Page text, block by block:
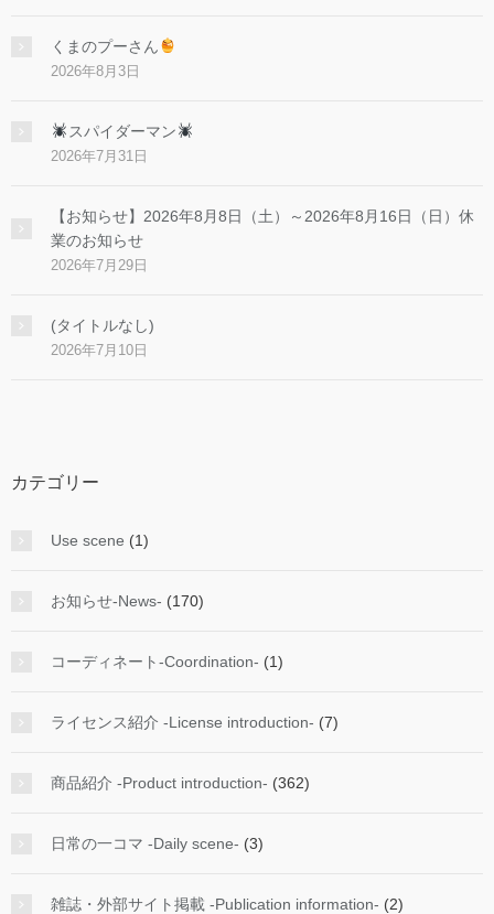
くまのプーさん
2026年8月3日
スパイダーマン
2026年7月31日
【お知らせ】2026年8月8日（土）～2026年8月16日（日）休
業のお知らせ
2026年7月29日
(タイトルなし)
2026年7月10日
カテゴリー
Use scene (1)
お知らせ-News- (170)
コーディネート-Coordination- (1)
ライセンス紹介 -License introduction- (7)
商品紹介 -Product introduction- (362)
日常の一コマ -Daily scene- (3)
雑誌・外部サイト掲載 -Publication information- (2)